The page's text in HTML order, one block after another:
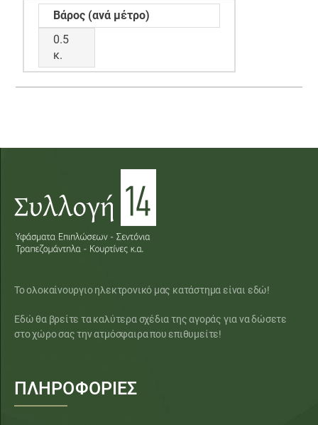
Βάρος (ανά μέτρο)
0.5
κ.
Το ολοκαίνουργιο ηλεκτρονικό μας κατάστημα είναι εδώ!
Εδώ θα βρείτε τα καλύτερα σχέδια της αγοράς για να δώσετε
στο χώρο σας την ατμόσφαιρα που επιθυμείτε!
ΠΛΗΡΟΦΟΡΙΕΣ